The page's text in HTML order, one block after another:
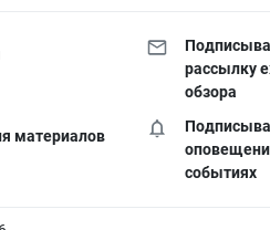
материалов
рассылку
обзора
событиях